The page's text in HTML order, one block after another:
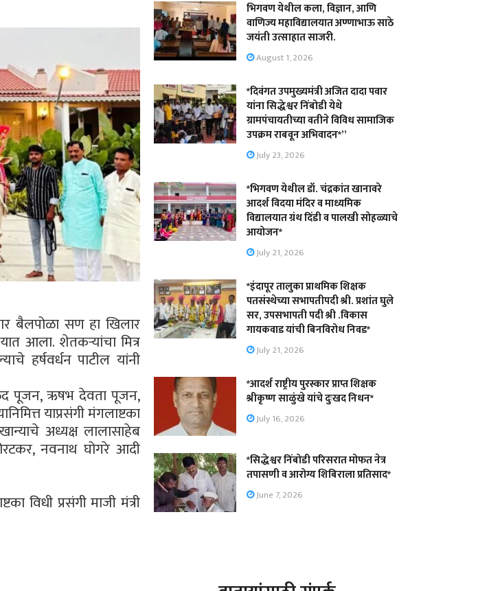
बैलपोळा सण हा खिलार
आला. शेतकऱ्यांचा मित्र
हर्षवर्धन पाटील यांनी
पूजन, ऋषभ देवता पूजन,
याप्रसंगी मंगलाष्टका
अध्यक्ष लालासाहेब
नवनाथ घोगरे आदी
विधी प्रसंगी माजी मंत्री
भिगवण येथील कला, विज्ञान, आणि
वाणिज्य महाविद्यालयात अण्णाभाऊ साठे
जयंती उत्साहात साजरी.
August 1, 2026
*दिवंगत उपमुख्यमंत्री अजित दादा पवार
यांना सिद्धेश्वर निंबोडी येथे
ग्रामपंचायतीच्या वतीने विविध सामाजिक
उपक्रम राबवून अभिवादन*”
July 23, 2026
*भिगवण येथील डॉ. चंद्रकांत खानावरे
आदर्श विदया मंदिर व माध्यमिक
विद्यालयात ग्रंथ दिंडी व पालखी सोहळ्याचे
आयोजन*
July 21, 2026
*इंदापूर तालुका प्राथमिक शिक्षक
पतसंस्थेच्या सभापतीपदी श्री. प्रशांत घुले
सर, उपसभापती पदी श्री .विकास
गायकवाड यांची बिनविरोध निवड*
July 21, 2026
*आदर्श राष्ट्रीय पुरस्कार प्राप्त शिक्षक
श्रीकृष्ण साळुंखे यांचे दुःखद निधन*
July 16, 2026
*सिद्धेश्वर निंबोडी परिसरात मोफत नेत्र
तपासणी व आरोग्य शिबिराला प्रतिसाद*
June 7, 2026